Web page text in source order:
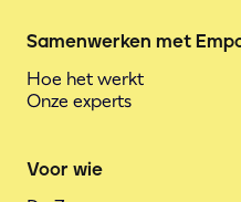
Samenwerken met
Hoe het werkt
Onze experts
Voor wie